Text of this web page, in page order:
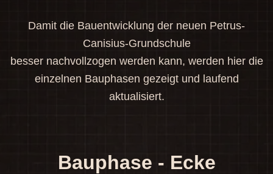
Damit die Bauentwicklung der neuen Petrus-
Canisius-Grundschule
besser nachvollzogen werden kann, werden hier die
einzelnen Bauphasen gezeigt und laufend
aktualisiert.
Bauphase - Ecke